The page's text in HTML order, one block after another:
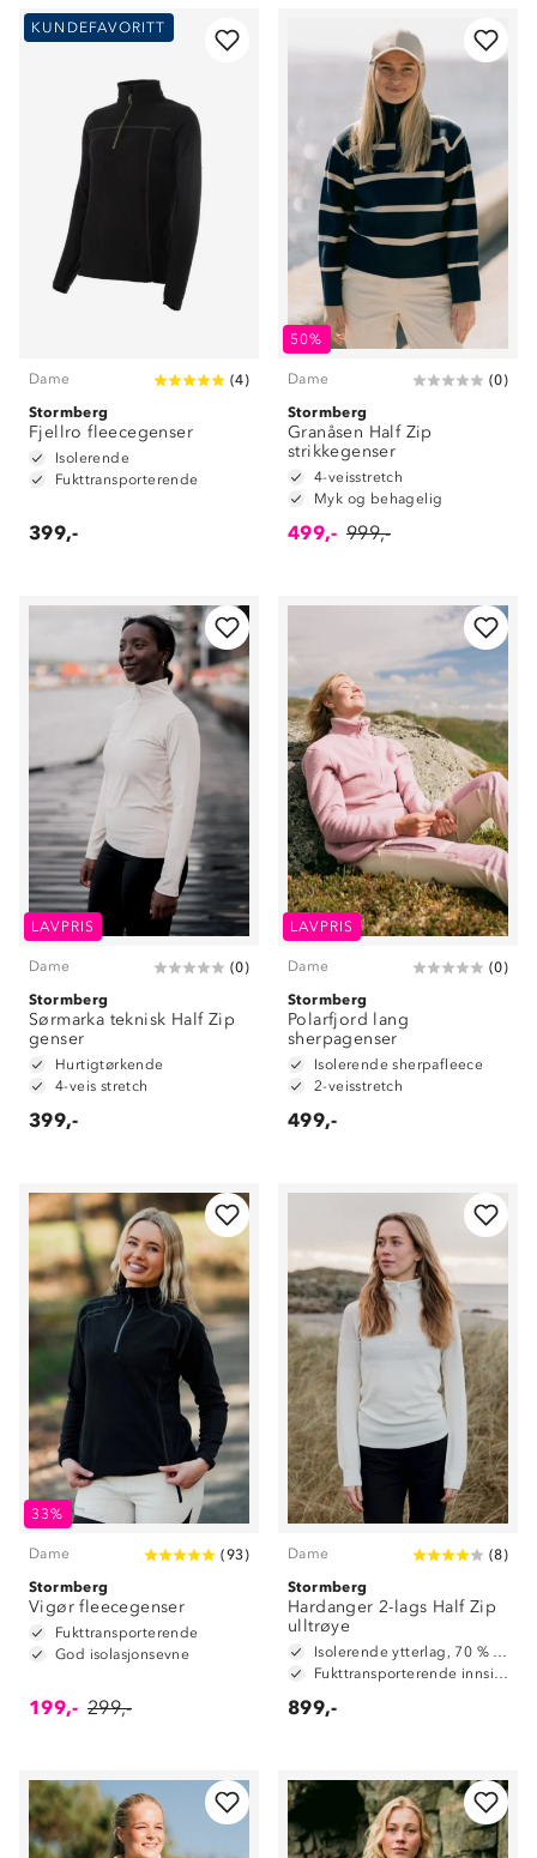
KUNDEFAVORITT
Dame (4)
Stormberg
Fjellro fleecegenser
Isolerende
Fukttransporterende
399,-
50%
Dame (0)
Stormberg
Granåsen Half Zip
strikkegenser
4-veisstretch
Myk og behagelig
499,- 999,-
LAVPRIS
Dame (0)
Stormberg
Sørmarka teknisk Half Zip
genser
Hurtigtørkende
4-veis stretch
399,-
LAVPRIS
Dame (0)
Stormberg
Polarfjord lang
sherpagenser
Isolerende sherpafleece
2-veisstretch
499,-
33%
Dame (93)
Stormberg
Vigør fleecegenser
Fukttransporterende
God isolasjonsevne
199,- 299,-
Dame (8)
Stormberg
Hardanger 2-lags Half Zip
ulltrøye
Isolerende ytterlag, 70 % ull og 30 % polyester
Fukttransporterende innside, 100 % polyester
899,-